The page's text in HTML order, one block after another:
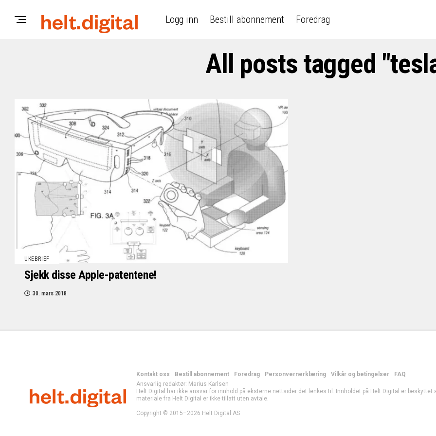
Logg inn Bestill abonnement Foredrag
All posts tagged
UKEBRIEF
Sjekk disse Apple-patentene!
30. mars 2018
Kontakt oss Bestill abonnement Foredrag Personvernerklæring Vilkår og betingelser
FAQ
Ansvarlig redaktør: Marius Karlsen
Helt Digital har ikke ansvar for innhold på eksterne nettsider det lenkes til. Innholdet på Helt Digital er beskyttet
materiale fra Helt Digital er ikke tillatt uten avtale.
Copyright © 2015–2026 Helt Digital AS